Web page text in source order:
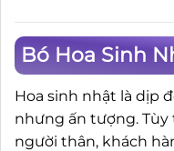
Bó Hoa Sinh
Hoa sinh nhật là dịp
nhưng ấn tượng. Tùy
người thân, khách